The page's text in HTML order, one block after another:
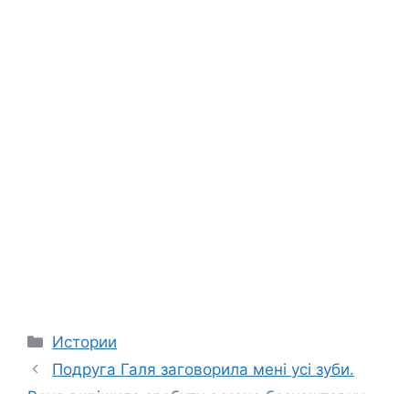
Categories
Истории
Подруга Галя заговорила мені усі зуби.